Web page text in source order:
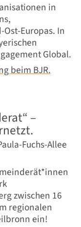
in
Europas. In
Global.
beim BJR.
–
Fuchs-Allee
zwischen 16
regionalen
ein!